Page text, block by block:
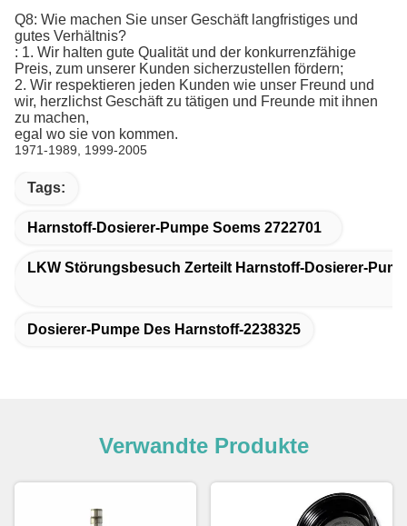
Q8: Wie machen Sie unser Geschäft langfristiges und
gutes Verhältnis?
: 1. Wir halten gute Qualität und der konkurrenzfähige
Preis, zum unserer Kunden sicherzustellen fördern;
2. Wir respektieren jeden Kunden wie unser Freund und
wir, herzlichst Geschäft zu tätigen und Freunde mit ihnen
zu machen,
egal wo sie von kommen.
1971-1989, 1999-2005
Tags:
Harnstoff-Dosierer-Pumpe Soems 2722701
LKW Störungsbesuch Zerteilt Harnstoff-Dosierer-
Dosierer-Pumpe Des Harnstoff-2238325
Verwandte Produkte